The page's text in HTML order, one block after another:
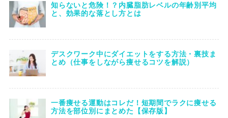
知らないと危険！？内臓脂肪レベルの年齢別平均
と、効果的な落とし方とは
デスクワーク中にダイエットをする方法・裏技ま
とめ（仕事をしながら痩せるコツを解説）
一番痩せる運動はコレだ！短期間でラクに痩せる
方法を部位別にまとめた【保存版】